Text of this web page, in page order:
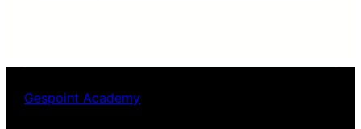
Gespoint Academy